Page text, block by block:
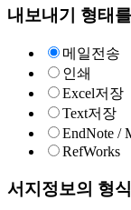
내보내기 형태
메일전송
인쇄
Excel저장
Text저장
EndNote /
RefWorks
서지정보의 형